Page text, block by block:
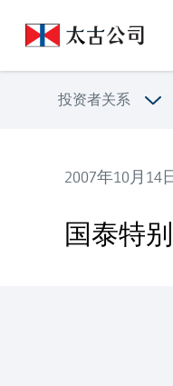
投资者关系
2007年10月14
国泰特